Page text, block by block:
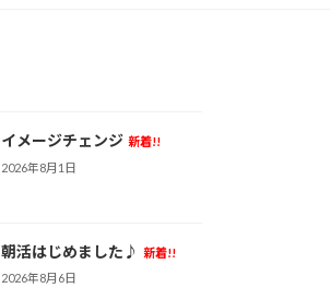
イメージチェンジ 新着!!
2026年8月1日
朝活はじめました♪
新着!!
2026年8月6日